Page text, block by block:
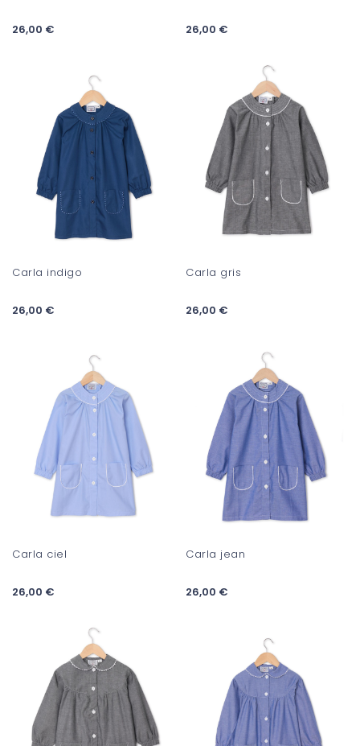
26,00 € 26,00 €
Carla indigo
26,00 €
Carla gris
26,00 €
Carla ciel
26,00 €
Carla jean
26,00 €